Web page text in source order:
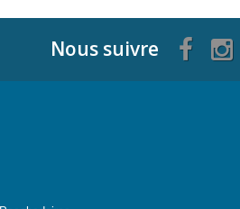
Nous suivre